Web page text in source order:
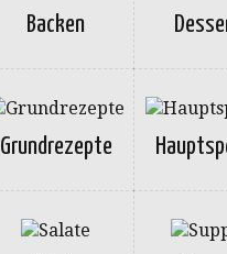
Backen
Grundrezepte